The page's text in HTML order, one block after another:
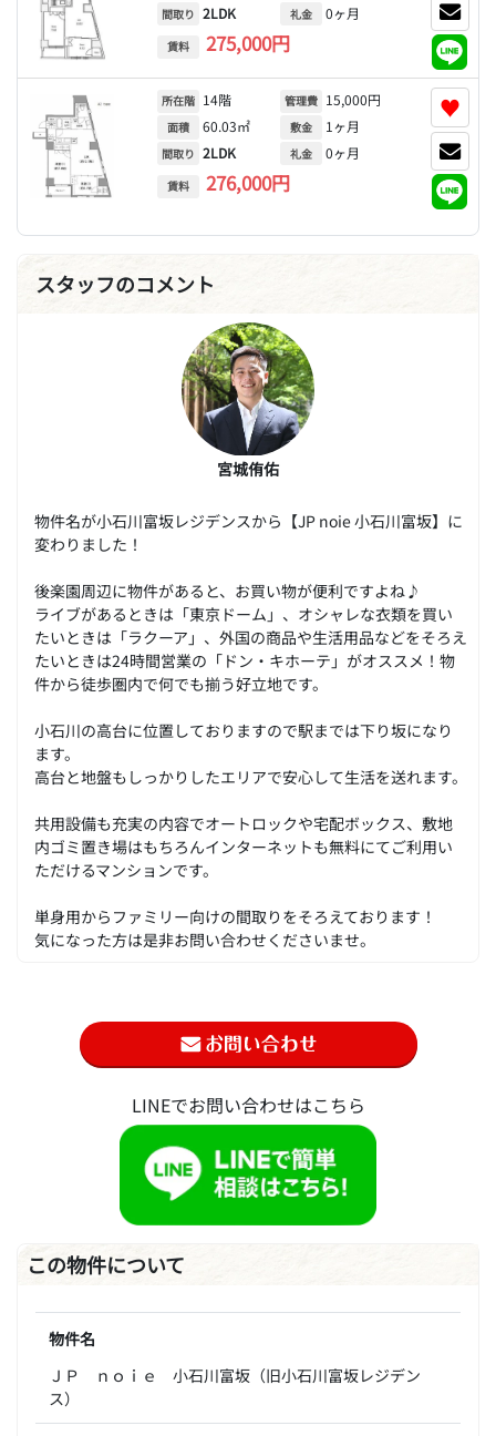
間取り 2LDK
賃料 275,000円
礼金 0ヶ月
所在階 14階
面積 60.03㎡
間取り 2LDK
賃料 276,000円
管理費 15,000円
敷金 1ヶ月
礼金 0ヶ月
♥
スタッフのコメント
宮城侑佑
物件名が小石川富坂レジデンスから【JP noie 小石川富坂】に
変わりました！
後楽園周辺に物件があると、お買い物が便利ですよね♪
ライブがあるときは「東京ドーム」、オシャレな衣類を買い
たいときは「ラクーア」、外国の商品や生活用品などをそろえ
たいときは24時間営業の「ドン・キホーテ」がオススメ！物
件から徒歩圏内で何でも揃う好立地です。
小石川の高台に位置しておりますので駅までは下り坂になり
ます。
高台と地盤もしっかりしたエリアで安心して生活を送れます。
共用設備も充実の内容でオートロックや宅配ボックス、敷地
内ゴミ置き場はもちろんインターネットも無料にてご利用い
ただけるマンションです。
単身用からファミリー向けの間取りをそろえております！
気になった方は是非お問い合わせくださいませ。
LINEでお問い合わせはこちら
この物件について
物件名
ＪＰ ｎｏｉｅ 小石川富坂（旧小石川富坂レジデン
ス）